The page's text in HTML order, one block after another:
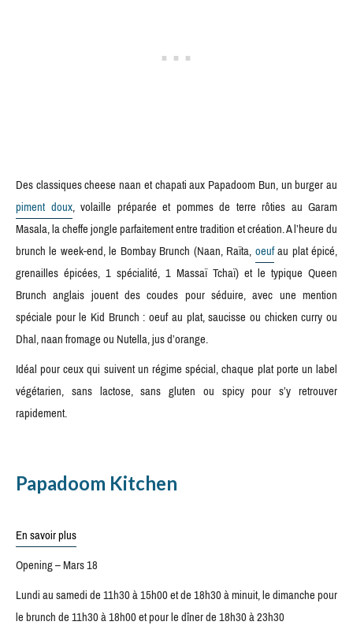
Des classiques cheese naan et chapati aux Papadoom Bun, un burger au
piment doux, volaille préparée et pommes de terre rôties au Garam
Masala, la cheffe jongle parfaitement entre tradition et création. A l’heure du
brunch le week-end, le Bombay Brunch (Naan, Raïta,oeufau plat épicé,
grenailles épicées, 1 spécialité, 1 Massaï Tchaï) et le typique Queen
Brunch anglais jouent des coudes pour séduire, avec une mention
spéciale pour le Kid Brunch : oeuf au plat, saucisse ou chicken curry ou
Dhal, naan fromage ou Nutella, jus d’orange.
Idéal pour ceux qui suivent un régime spécial, chaque plat porte un label
végétarien, sans lactose, sans gluten ou spicy pour s’y retrouver
rapidement.
Papadoom Kitchen
En savoir plus
Opening – Mars 18
Lundi au samedi de 11h30 à 15h00 et de 18h30 à minuit, le dimanche pour
le brunch de 11h30 à 18h00 et pour le dîner de 18h30 à 23h30